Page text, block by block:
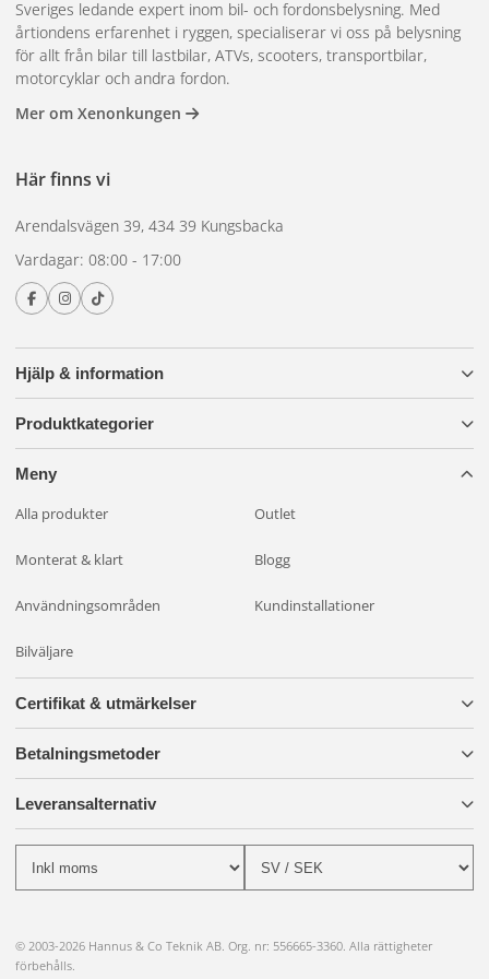
Hjälp & information
Produktkategorier
Meny
Alla produkter Outlet
Monterat & klart Blogg
Användningsområden Kundinstallationer
Bilväljare
Sveriges ledande expert inom bil- och fordonsbelysning. Med
årtiondens erfarenhet i ryggen, specialiserar vi oss på belysning
för allt från bilar till lastbilar, ATVs, scooters, transportbilar,
motorcyklar och andra fordon.
Mer om Xenonkungen
Här finns vi
Arendalsvägen 39, 434 39 Kungsbacka
Vardagar: 08:00 - 17:00
Certifikat & utmärkelser
Betalningsmetoder
Leveransalternativ
© 2003-2026 Hannus & Co Teknik AB. Org. nr: 556665-3360. Alla rättigheter
förbehålls.